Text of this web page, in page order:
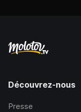
Découvrez-nous
Presse